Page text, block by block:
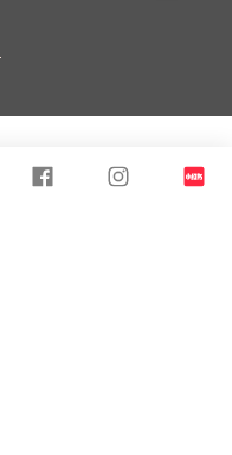
類似商品